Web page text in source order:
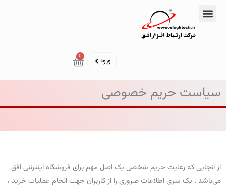
پرش
ورود 0
سبد خرید
سیاست حریم خصوصی
از آنجایی که رعایت حریم شخصی یک اصل مهم برای فروشگاه اینترنتی افق
می‌باشد ، یک سری اطلاعات ضروری را از کاربران جهت انجام عملیات خرید ،